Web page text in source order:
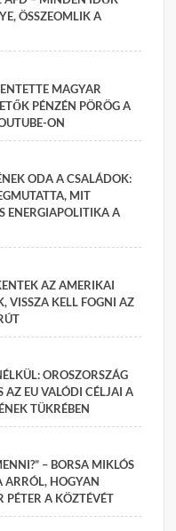
ÖSSZEOMLIK A
MAGYAR
PÉNZÉN PÖRÖG A
ON
ODA A CSALÁDOK:
MIT
ENERGIAPOLITIKA A
AZ AMERIKAI
VISSZA KELL FOGNI AZ
OROSZORSZÁG
AZ EU VALÓDI CÉLJAI A
TÜKRÉBEN
– BORSA MIKLÓS
ARRÓL, HOGYAN
A KÖZTÉVÉT